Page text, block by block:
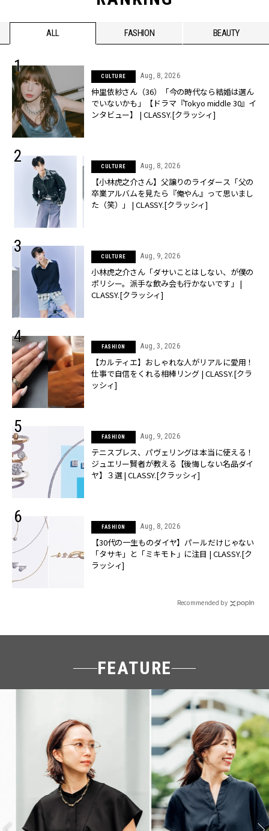
ALL FASHION BEAUTY
CULTURE Aug, 8, 2026
仲里依紗さん（36）「今の時代なら結婚は選ん
でいないかも」【ドラマ『Tokyo middle 30』イ
ンタビュー】 | CLASSY.[クラッシィ]
CULTURE Aug, 8, 2026
【小林虎之介さん】父譲りのライダース「父の
卒業アルバムを見たら『俺やん』って思いまし
た（笑）」 | CLASSY.[クラッシィ]
CULTURE Aug, 9, 2026
小林虎之介さん「ダサいことはしない、が僕の
ポリシー。派手な飲み会も行かないです」 |
CLASSY.[クラッシィ]
FASHION Aug, 3, 2026
【カルティエ】おしゃれな人がリアルに愛用！
仕事で自信をくれる相棒リング | CLASSY.[クラ
ッシィ]
FASHION Aug, 9, 2026
テニスブレス、パヴェリングは本当に使える！
ジュエリー賢者が教える【後悔しない名品ダイ
ヤ】３選 | CLASSY.[クラッシィ]
FASHION Aug, 8, 2026
【30代の一生ものダイヤ】パールだけじゃない
「タサキ」と「ミキモト」に注目 | CLASSY.[ク
ラッシィ]
Recommended by
FEATURE